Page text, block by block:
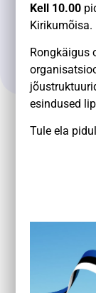
Kell 10.00
Kirikumõisa.
Rongkäigus
esindused
Tule ela